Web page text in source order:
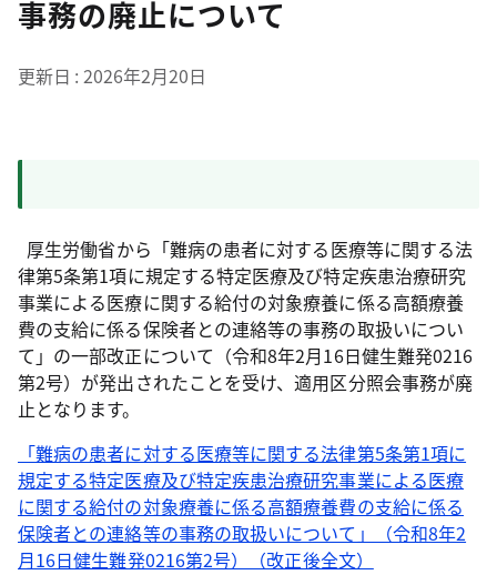
事務の廃止について
更新日 2026年2月20日
厚生労働省から「難病の患者に対する医療等に関する法
律第5条第1項に規定する特定医療及び特定疾患治療研究
事業による医療に関する給付の対象療養に係る高額療養
費の支給に係る保険者との連絡等の事務の取扱いについ
て」の一部改正について（令和8年2月16日健生難発0216
第2号）が発出されたことを受け、適用区分照会事務が廃
止となります。
「難病の患者に対する医療等に関する法律第5条第1項に
規定する特定医療及び特定疾患治療研究事業による医療
に関する給付の対象療養に係る高額療養費の支給に係る
保険者との連絡等の事務の取扱いについて」（令和8年2
月16日健生難発0216第2号）（改正後全文）